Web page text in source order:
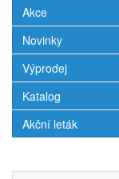
Akce
Novinky
Výprodej
Katalog
Akční leták